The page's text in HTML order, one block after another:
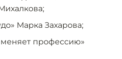
Марка Захарова;
профессию»